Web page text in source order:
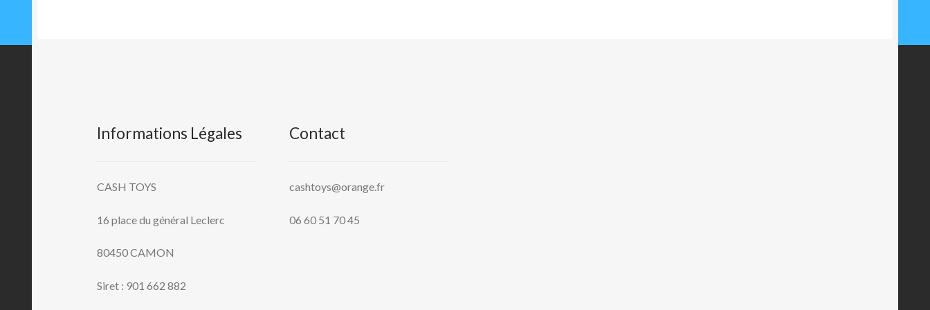
Informations Légales
CASH TOYS
16 place du général Leclerc
80450 CAMON
Siret : 901 662 882
Contact
cashtoys@orange.fr
06 60 51 70 45